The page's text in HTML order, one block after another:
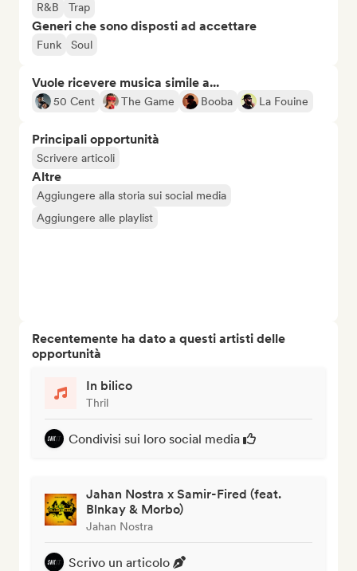
R&B
Trap
Generi che sono disposti ad accettare
Funk Soul
Vuole ricevere musica simile a...
50 Cent The Game Booba La Fouine
Principali opportunità
Scrivere articoli
Altre
Aggiungere alla storia sui social media
Aggiungere alle playlist
Recentemente ha dato a questi artisti delle
opportunità
In bilico
Thril
Condivisi sui loro social media
Jahan Nostra x Samir-Fired (feat.
Blnkay & Morbo)
Jahan Nostra
Scrivo un articolo